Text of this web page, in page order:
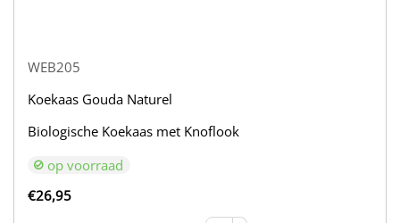
WEB205
Koekaas Gouda Naturel
Biologische Koekaas met Knoflook
op voorraad
€26,95